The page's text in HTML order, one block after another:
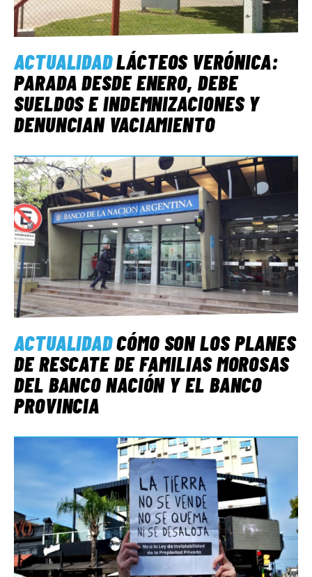
ACTUALIDADLÁCTEOS VERÓNICA:
PARADA DESDE ENERO, DEBE
SUELDOS E INDEMNIZACIONES Y
DENUNCIAN VACIAMIENTO
ACTUALIDADCÓMO SON LOS PLANES
DE RESCATE DE FAMILIAS MOROSAS
DEL BANCO NACIÓN Y EL BANCO
PROVINCIA